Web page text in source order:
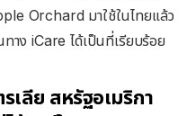
Orchard มาใช้ในไทยแล้ว
าง iCare ได้เป็นที่เรียบร้อย
เลีย สหรัฐอเมริกา